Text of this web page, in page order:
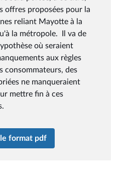
offres proposées pour la
reliant Mayotte à la
la métropole. Il va de
où seraient
aux règles
consommateurs, des
ne manqueraient
mettre fin à ces
format pdf